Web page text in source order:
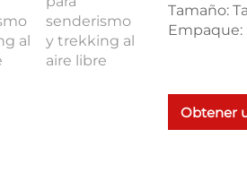
Tamaño:
Empaque:
Obtener